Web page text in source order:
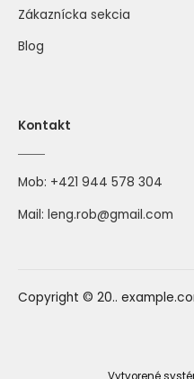
Zákaznícka sekcia
Blog
Kontakt
Mob: +421 944 578 304
Mail: leng.rob@gmail.com
Copyright © 20..